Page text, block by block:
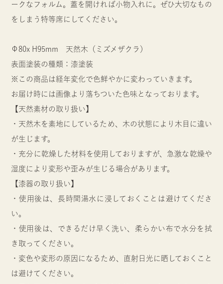
ークなフォルム。蓋を開ければ小物入れに。ぜひ大切なもの
をしまう特等席にしてください。
Φ80x H95mm 天然木（ミズメザクラ）
表面塗装の種類：漆塗装
※この商品は経年変化で色鮮やかに変わっていきます。
お届け時には画像より落ちついた色味となっております。
【天然素材の取り扱い】
・天然木を素地にしているため、木の状態により木目に違い
が生じます。
・充分に乾燥した材料を使用しておりますが、急激な乾燥や
湿度により変形や歪みが生じる場合があります。
【漆器の取り扱い】
・使用後は、長時間湯水に浸しておくことは避けてくださ
い。
・使用後は、できるだけ早く洗い、柔らかい布で水分を拭
き取ってください。
・変色や変形の原因になるため、直射日光に晒しておくこと
は避けてください。